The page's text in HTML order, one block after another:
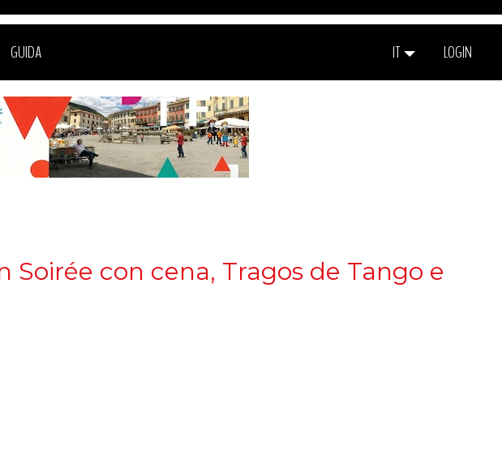
GUIDA IT LOGIN
Soirée con cena, Tragos de Tango e